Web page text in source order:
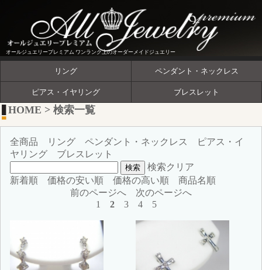
オールジュエリープレミアム ワンランク上のオーダーメイドジュエリー
リング ペンダント・ネックレス
ピアス・イヤリング ブレスレット
HOME > 検索一覧
全商品 リング ペンダント・ネックレス
ピアス・イ
ヤリング ブレスレット
検索クリア
新着順
価格の安い順 価格の高い順
商品名順
前のページへ
次のページへ
1
2 3 4 5